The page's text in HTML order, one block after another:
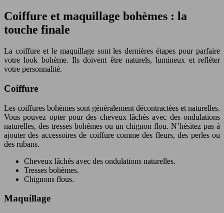
Coiffure et maquillage bohèmes : la
touche finale
La coiffure et le maquillage sont les dernières étapes pour parfaire
votre look bohème. Ils doivent être naturels, lumineux et refléter
votre personnalité.
Coiffure
Les coiffures bohèmes sont généralement décontractées et naturelles.
Vous pouvez opter pour des cheveux lâchés avec des ondulations
naturelles, des tresses bohèmes ou un chignon flou. N’hésitez pas à
ajouter des accessoires de coiffure comme des fleurs, des perles ou
des rubans.
Cheveux lâchés avec des ondulations naturelles.
Tresses bohèmes.
Chignons flous.
Maquillage